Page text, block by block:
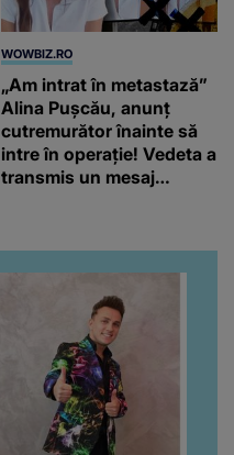
WOWBIZ.RO
„Am intrat în metastază”
Alina Pușcău, anunț
cutremurător înainte să
intre în operație! Vedeta a
transmis un mesaj